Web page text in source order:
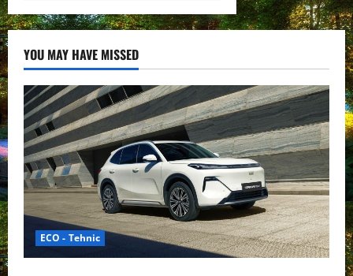
YOU MAY HAVE MISSED
ECO - Tehnic